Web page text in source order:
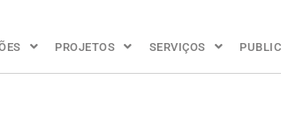
PROJETOS SERVIÇOS